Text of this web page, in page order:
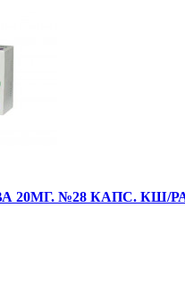
20МГ. №28 КАПС. КШ/